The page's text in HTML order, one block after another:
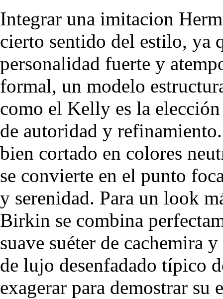
Integrar una imitacion
cierto sentido del estilo, ya
personalidad fuerte y
formal, un modelo
como el Kelly es la
de autoridad y
bien cortado en colores
se convierte en el punto
y serenidad. Para un look
Birkin se combina
suave suéter de cachemira
de lujo desenfadado típico
exagerar para demostrar su